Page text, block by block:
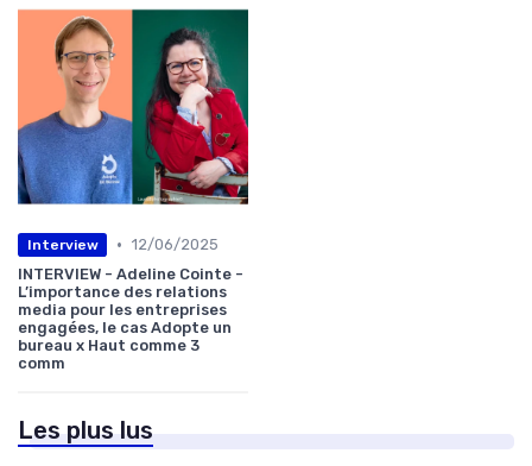
Interview • 12/06/2025
INTERVIEW - Adeline Cointe -
L’importance des relations
media pour les entreprises
engagées, le cas Adopte un
bureau x Haut comme 3
comm
Les plus lus